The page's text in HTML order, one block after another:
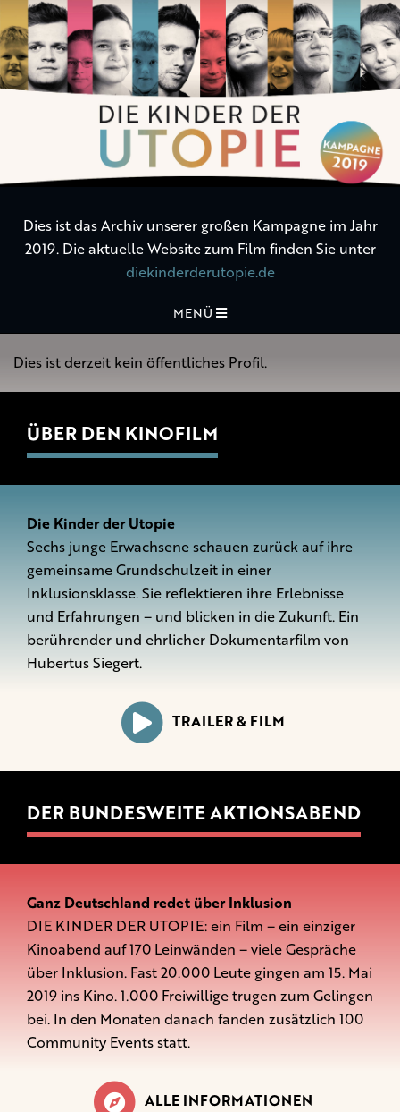
Die
Kinder
der
Dies ist das Archiv unserer großen Kampagne im Jahr
2019. Die aktuelle Website zum Film finden Sie unter
diekinderderutopie.de
MENÜ
Dies ist derzeit kein öffentliches Profil.
ÜBER DEN KINOFILM
Die Kinder der Utopie
Sechs junge Erwachsene schauen zurück auf ihre
gemeinsame Grundschulzeit in einer
Inklusionsklasse. Sie reflektieren ihre Erlebnisse
und Erfahrungen – und blicken in die Zukunft. Ein
berührender und ehrlicher Dokumentarfilm von
Hubertus Siegert.
TRAILER & FILM
DER BUNDESWEITE AKTIONSABEND
Ganz Deutschland redet über Inklusion
DIE KINDER DER UTOPIE: ein Film – ein einziger
Kinoabend auf 170 Leinwänden – viele Gespräche
über Inklusion. Fast 20.000 Leute gingen am 15. Mai
2019 ins Kino. 1.000 Freiwillige trugen zum Gelingen
bei. In den Monaten danach fanden zusätzlich 100
Community Events statt.
ALLE INFORMATIONEN